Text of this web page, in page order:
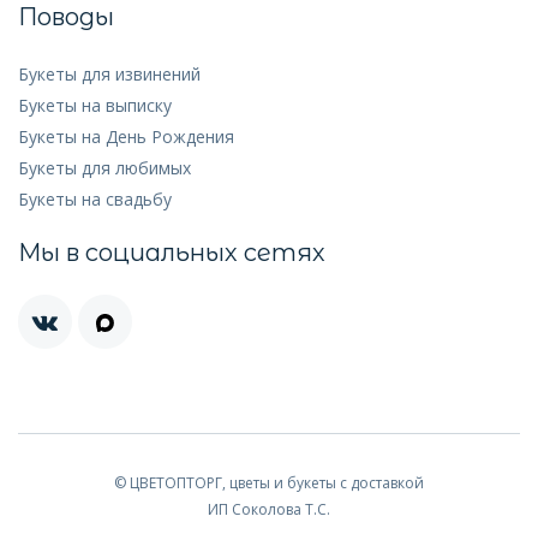
Поводы
Букеты для извинений
Букеты на выписку
Букеты на День Рождения
Букеты для любимых
Букеты на свадьбу
Мы в социальных сетях
© ЦВЕТОПТОРГ, цветы и букеты с доставкой
ИП Соколова Т.С.